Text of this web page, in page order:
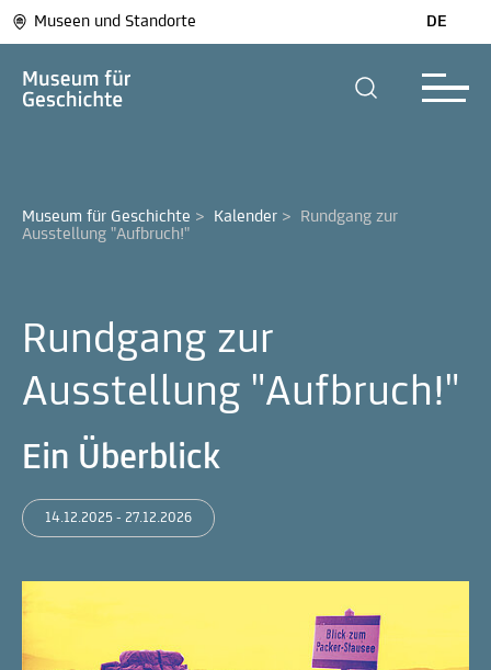
Museen und Standorte DE
Museum für Geschichte > Kalender >
Rundgang zur
Ausstellung "Aufbruch!"
Rundgang zur
Ausstellung "Aufbruch!"
Ein Überblick
14.12.2025 - 27.12.2026